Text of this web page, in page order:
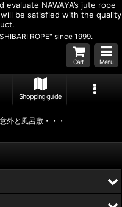
NAWAYA’s jute rope
be satisfied with the quality
ROPE" since 1999.
Cart Menu
Shopping guide
意外と風呂敷・・・